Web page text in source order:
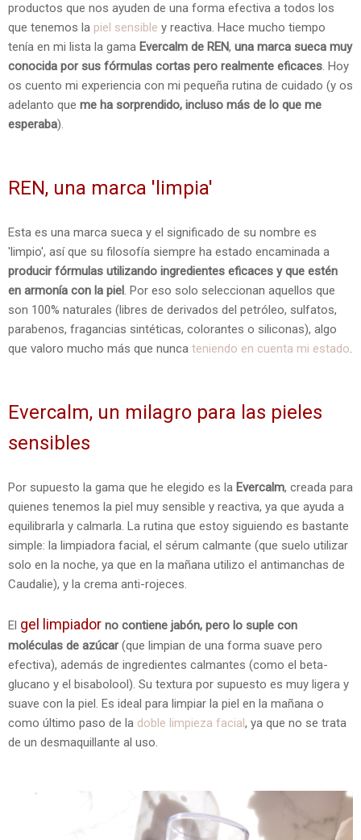
productos que nos ayuden de una forma efectiva a todos los
que tenemos la piel sensible y reactiva. Hace mucho tiempo
tenía en mi lista la gama Evercalm de REN, una marca sueca muy
conocida por sus fórmulas cortas pero realmente eficaces. Hoy
os cuento mi experiencia con mi pequeña rutina de cuidado (y os
adelanto que me ha sorprendido, incluso más de lo que me
esperaba).
REN, una marca 'limpia'
Esta es una marca sueca y el significado de su nombre es
'limpio', así que su filosofía siempre ha estado encaminada a
producir fórmulas utilizando ingredientes eficaces y que estén
en armonía con la piel. Por eso solo seleccionan aquellos que
son 100% naturales (libres de derivados del petróleo, sulfatos,
parabenos, fragancias sintéticas, colorantes o siliconas), algo
que valoro mucho más que nunca teniendo en cuenta mi estado.
Evercalm, un milagro para las pieles
sensibles
Por supuesto la gama que he elegido es la Evercalm, creada para
quienes tenemos la piel muy sensible y reactiva, ya que ayuda a
equilibrarla y calmarla. La rutina que estoy siguiendo es bastante
simple: la limpiadora facial, el sérum calmante (que suelo utilizar
solo en la noche, ya que en la mañana utilizo el antimanchas de
Caudalie), y la crema anti-rojeces.
El gel limpiador no contiene jabón, pero lo suple con
moléculas de azúcar(que limpian de una forma suave pero
efectiva), además de ingredientes calmantes (como el beta-
glucano y el bisabolool). Su textura por supuesto es muy ligera y
suave con la piel. Es ideal para limpiar la piel en la mañana o
como último paso de la doble limpieza facial, ya que no se trata
de un desmaquillante al uso.